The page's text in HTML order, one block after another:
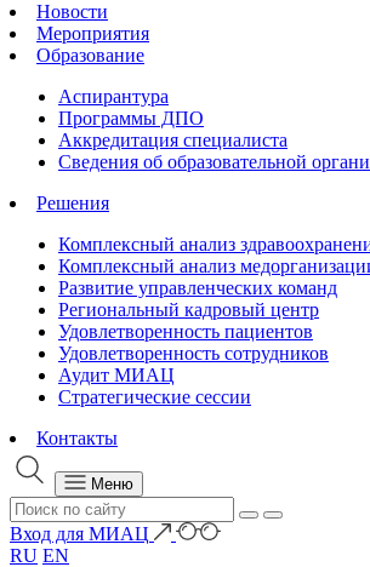
Новости
Мероприятия
Образование
Аспирантура
Программы ДПО
Аккредитация специалиста
Сведения об образовательной
Решения
Комплексный анализ
Комплексный анализ
Развитие управленческих команд
Региональный кадровый центр
Удовлетворенность пациентов
Удовлетворенность сотрудников
Аудит МИАЦ
Стратегические сессии
Контакты
Меню
Вход для МИАЦ
RU EN